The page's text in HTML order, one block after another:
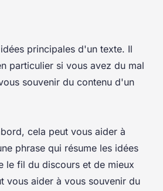
principales d'un texte. Il
particulier si vous avez du mal
souvenir du contenu d'un
cela peut vous aider à
phrase qui résume les idées
le fil du discours et de mieux
vous aider à vous souvenir du